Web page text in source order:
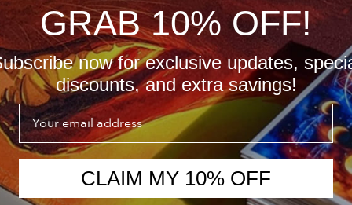
GRAB 10% OFF!
now for exclusive updates,
discounts, and extra savings!
Email
CLAIM MY 10% OFF